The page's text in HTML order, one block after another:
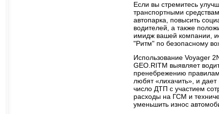
Если вы стремитесь
транспортными
автопарка, повысить
водителей, а также
имидж вашей компании,
"Ритм" по безопасному
Использование Voyager
GEO.RITM выявляет
пренебрежению
любят «лихачить», и дает
число ДТП с участием
расходы на ГСМ и
уменьшить износ